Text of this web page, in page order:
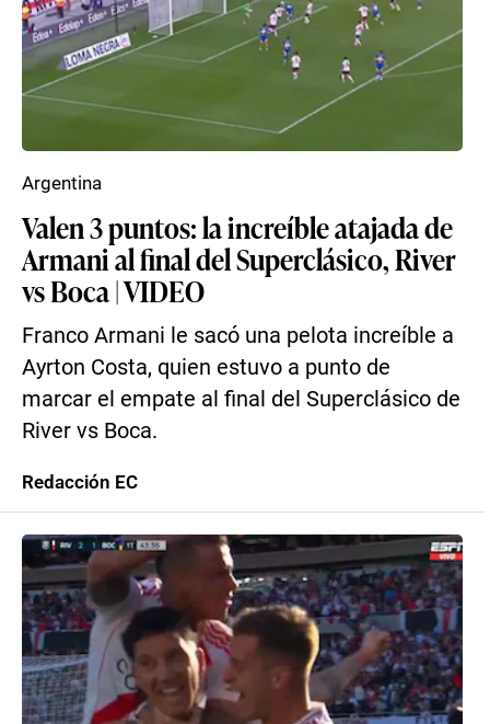
Valen 3 puntos: la increíble atajada de
Armani al final del Superclásico, River
vs Boca | VIDEO
Franco Armani le sacó una pelota increíble a
Ayrton Costa, quien estuvo a punto de
marcar el empate al final del Superclásico de
River vs Boca.
Argentina
Redacción EC